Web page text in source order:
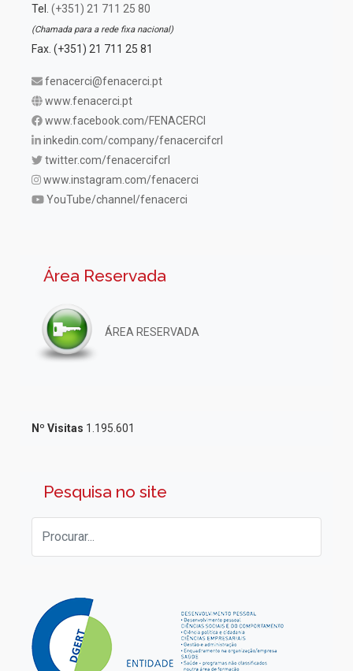
Tel. (+351) 21 711 25 80
(Chamada para a rede fixa nacional)
Fax. (+351) 21 711 25 81
fenacerci@fenacerci.pt
www.fenacerci.pt
www.facebook.com/FENACERCI
inkedin.com/company/fenacercifcrl
twitter.com/fenacercifcrl
www.instagram.com/fenacerci
YouTube/channel/fenacerci
Área Reservada
ÁREA RESERVADA
Nº Visitas 1.195.601
Pesquisa no site